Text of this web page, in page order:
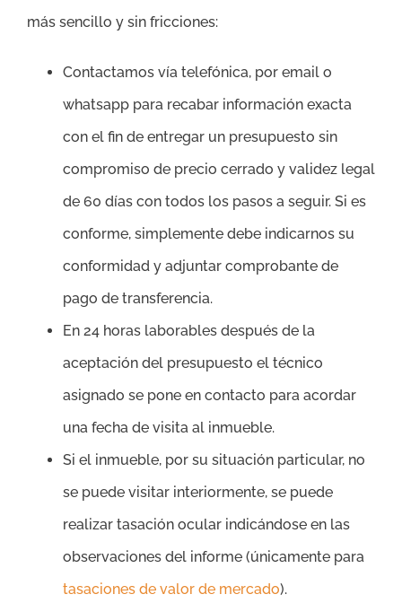
más sencillo y sin fricciones:
Contactamos vía telefónica, por email o
whatsapp para recabar información exacta
con el fin de entregar un presupuesto sin
compromiso de precio cerrado y validez legal
de 60 días con todos los pasos a seguir. Si es
conforme, simplemente debe indicarnos su
conformidad y adjuntar comprobante de
pago de transferencia.
En 24 horas laborables después de la
aceptación del presupuesto el técnico
asignado se pone en contacto para acordar
una fecha de visita al inmueble.
Si el inmueble, por su situación particular, no
se puede visitar interiormente, se puede
realizar tasación ocular indicándose en las
observaciones del informe (únicamente para
tasaciones de valor de mercado).